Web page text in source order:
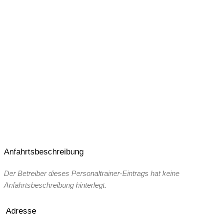
Anfahrtsbeschreibung
Der Betreiber dieses Personaltrainer-Eintrags hat keine
Anfahrtsbeschreibung hinterlegt.
Adresse